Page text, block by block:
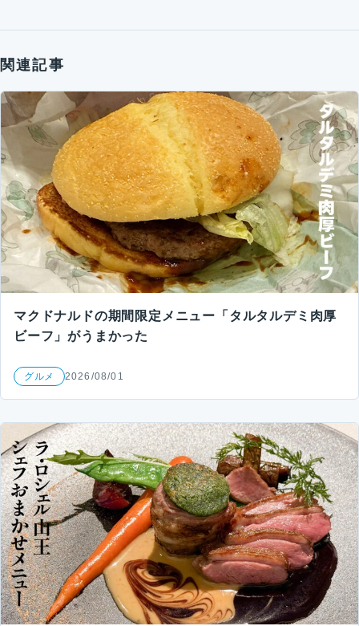
関連記事
マクドナルドの期間限定メニュー「タルタルデミ肉厚
ビーフ」がうまかった
グルメ 2026/08/01